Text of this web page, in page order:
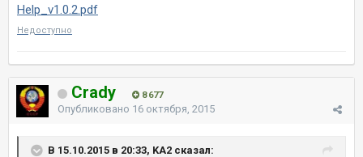
Help_v1.0.2.pdf
Недоступно
Crady 8 677
Опубликовано 16 октября, 2015
В 15.10.2015 в 20:33, KA2 сказал: